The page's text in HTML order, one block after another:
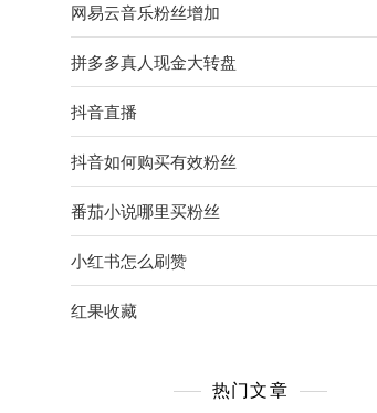
网易云音乐粉丝增加
拼多多真人现金大转盘
抖音直播
抖音如何购买有效粉丝
番茄小说哪里买粉丝
小红书怎么刷赞
红果收藏
热门文章